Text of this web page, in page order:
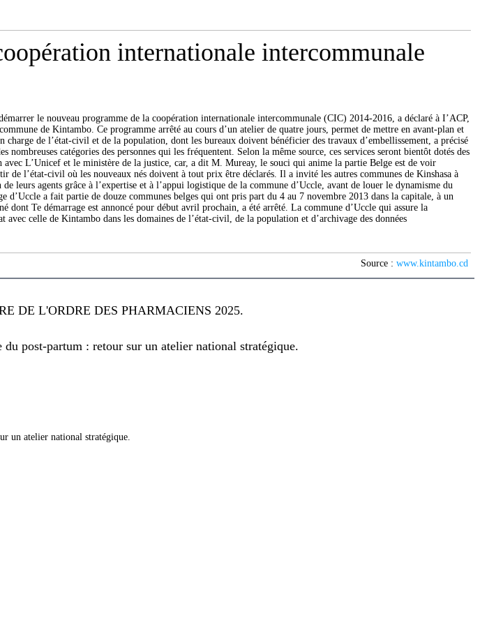
internationale intercommunale
le nouveau programme de la coopération internationale intercommunale (CIC) 2014-2016, a déclaré à I’ACP,
de Kintambo. Ce programme arrêté au cours d’un atelier de quatre jours, permet de mettre en avant-plan et
de l’état-civil et de la population, dont les bureaux doivent bénéficier des travaux d’embellissement, a précisé
catégories des personnes qui les fréquentent. Selon la même source, ces services seront bientôt dotés des
avec L’Unicef et le ministère de la justice, car, a dit M. Mureay, le souci qui anime la partie Belge est de voir
de l’état-civil où les nouveaux nés doivent à tout prix être déclarés. Il a invité les autres communes de Kinshasa à
leurs agents grâce à l’expertise et à l’appui logistique de la commune d’Uccle, avant de louer le dynamisme du
a fait partie de douze communes belges qui ont pris part du 4 au 7 novembre 2013 dans la capitale, à un
Te démarrage est annoncé pour début avril prochain, a été arrêté. La commune d’Uccle qui assure la
celle de Kintambo dans les domaines de l’état-civil, de la population et d’archivage des données
Source : www.kintambo.cd
DE L'ORDRE DES PHARMACIENS 2025.
du post-partum : retour sur un atelier national stratégique.
un atelier national stratégique.